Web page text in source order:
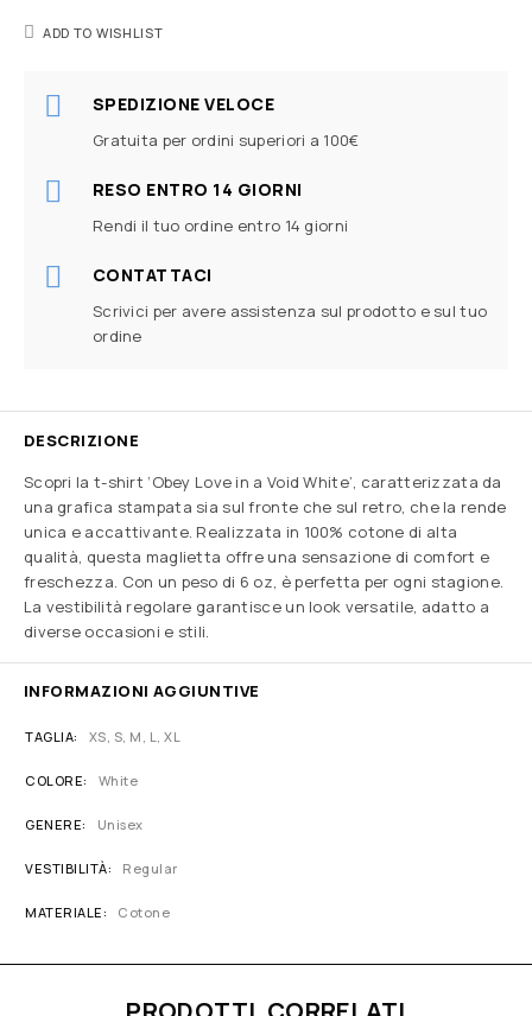
ADD TO WISHLIST
SPEDIZIONE VELOCE
Gratuita per ordini superiori a 100€
RESO ENTRO 14 GIORNI
Rendi il tuo ordine entro 14 giorni
CONTATTACI
Scrivici per avere assistenza sul prodotto e sul tuo
ordine
DESCRIZIONE
Scopri la t-shirt ‘Obey Love in a Void White’, caratterizzata da
una grafica stampata sia sul fronte che sul retro, che la rende
unica e accattivante. Realizzata in 100% cotone di alta
qualità, questa maglietta offre una sensazione di comfort e
freschezza. Con un peso di 6 oz, è perfetta per ogni stagione.
La vestibilità regolare garantisce un look versatile, adatto a
diverse occasioni e stili.
INFORMAZIONI AGGIUNTIVE
TAGLIA XS, S, M, L, XL
COLORE White
GENERE Unisex
VESTIBILITÀ Regular
MATERIALE Cotone